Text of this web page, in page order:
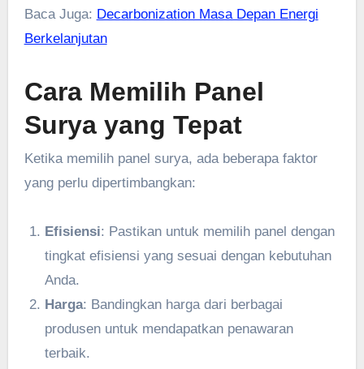
Baca Juga: Decarbonization Masa Depan Energi
Berkelanjutan
Cara Memilih Panel
Surya yang Tepat
Ketika memilih panel surya, ada beberapa faktor
yang perlu dipertimbangkan:
Efisiensi: Pastikan untuk memilih panel dengan
tingkat efisiensi yang sesuai dengan kebutuhan
Anda.
Harga: Bandingkan harga dari berbagai
produsen untuk mendapatkan penawaran
terbaik.